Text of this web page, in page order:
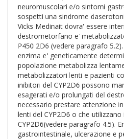
neuromuscolari e/o sintomi
sospetti una sindrome
Vicks Medinait dovra' essere
destrometorfano e'
P450 2D6 (vedere paragrafo
enzima e' geneticamente
popolazione metabolizza
metabolizzatori lenti e pazienti
inibitori del CYP2D6 possono
esagerati e/o prolungati del
necessario prestare attenzione
lenti del CYP2D6 o che utilizzano
CYP2D6(vedere paragrafo 4.5).
gastrointestinale, ulcerazione e